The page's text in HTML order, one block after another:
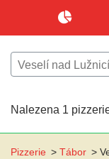
Nalezena 1
Pizzerie > Tábor >